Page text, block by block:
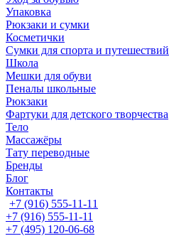
Упаковка
Рюкзаки и сумки
Косметички
Сумки для спорта и путешествий
Школа
Мешки для обуви
Пеналы школьные
Рюкзаки
Фартуки для детского творчества
Тело
Массажёры
Тату переводные
Бренды
Блог
Контакты
+7 (916) 555-11-11
+7 (916) 555-11-11
+7 (495) 120-06-68